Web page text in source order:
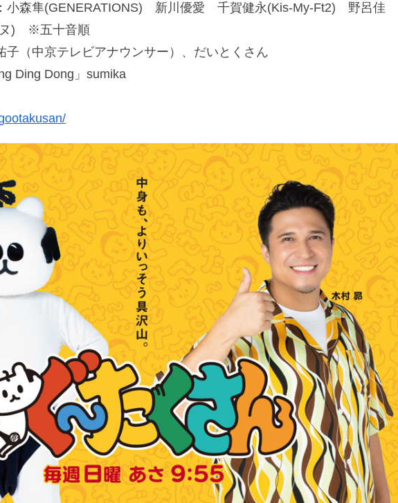
小森隼(GENERATIONS) 新川優愛 千賀健永(Kis-My-Ft2) 野呂佳
) ※五十音順
子（中京テレビアナウンサー）、だいとくさん
Ding Dong」sumika
ootakusan/